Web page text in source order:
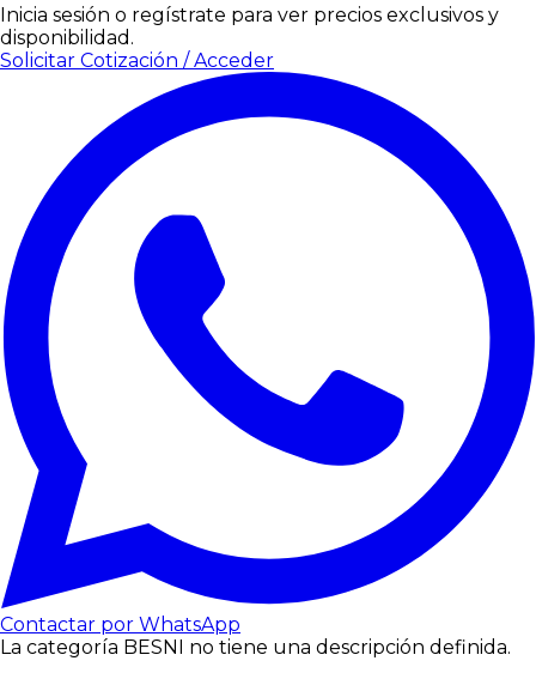
Inicia sesión o regístrate para ver precios exclusivos y
disponibilidad.
Solicitar Cotización / Acceder
Contactar por WhatsApp
La categoría BESNI no tiene una descripción definida.